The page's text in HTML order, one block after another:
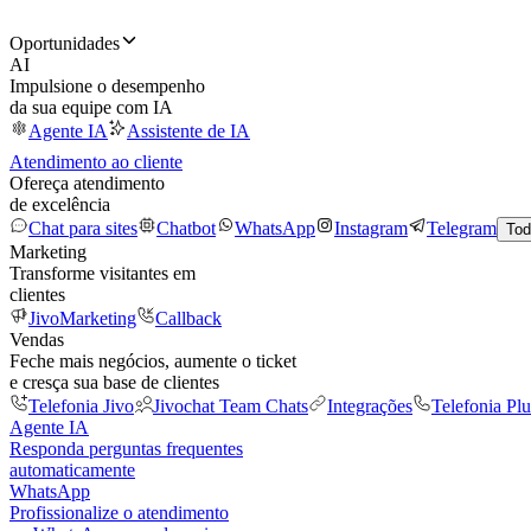
Oportunidades
AI
Impulsione o desempenho
da sua equipe com IA
Agente IA
Assistente de IA
Atendimento ao cliente
Ofereça atendimento
de excelência
Chat para sites
Chatbot WhatsApp Instagram Telegram
Marketing
Transforme visitantes em
clientes
JivoMarketing
Callback
Vendas
Feche mais negócios, aumente o ticket
e cresça sua base de clientes
Telefonia Jivo
Jivochat Team Chats Integrações
Telefonia
Agente IA
Responda perguntas frequentes
automaticamente
WhatsApp
Profissionalize o atendimento